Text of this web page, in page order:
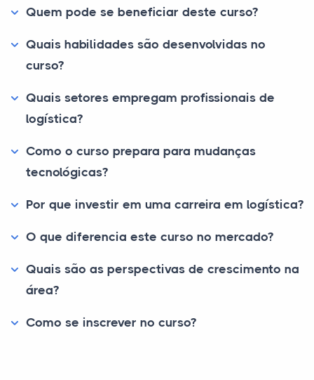
Quem pode se beneficiar deste curso?
Quais habilidades são desenvolvidas no
curso?
Quais setores empregam profissionais de
logística?
Como o curso prepara para mudanças
tecnológicas?
Por que investir em uma carreira em logística?
O que diferencia este curso no mercado?
Quais são as perspectivas de crescimento na
área?
Como se inscrever no curso?